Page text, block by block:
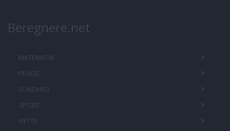
Beregnere.net
MATEMATIK
PENGE
SUNDHED
SPORT
NYTTE